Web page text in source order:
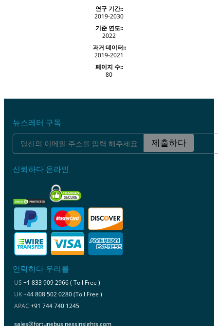
연구 기간::
2019-2030
기준 연도::
2022
과거 데이터::
2019-2021
페이지 수::
80
뉴스레터 구독
제출하다
신뢰하다 온라인
연락하다 우리를
US +1 833 909 2966 ( Toll Free )
UK+44 808 502 0280 (Toll Free )
APAC +91 744 740 1245
sales@fortunebusinessinsights.com